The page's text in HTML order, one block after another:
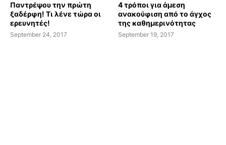
Παντρέψου την πρώτη
ξαδέρφη! Τι λένε τώρα οι
ερευνητές!
September 24, 2017
4 τρόποι για άμεση
ανακούφιση από το άγχος
της καθημερινότητας
September 19, 2017